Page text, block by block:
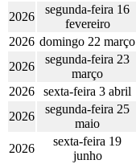
2026
segunda-feira 16
fevereiro
2026 domingo 22 março
2026
segunda-feira 23
março
2026
sexta-feira 3 abril
2026
segunda-feira 25
maio
2026
sexta-feira 19
junho